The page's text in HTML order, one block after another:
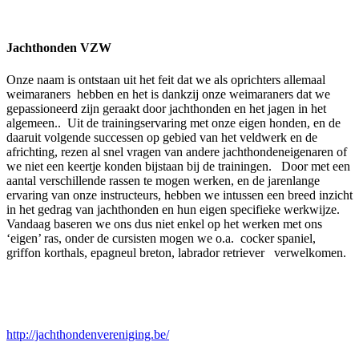
Jachthonden VZW
Onze naam is ontstaan uit het feit dat we als oprichters allemaal
weimaraners hebben en het is dankzij onze weimaraners dat we
gepassioneerd zijn geraakt door jachthonden en het jagen in het
algemeen.. Uit de trainingservaring met onze eigen honden, en de
daaruit volgende successen op gebied van het veldwerk en de
africhting, rezen al snel vragen van andere jachthondeneigenaren of
we niet een keertje konden bijstaan bij de trainingen. Door met een
aantal verschillende rassen te mogen werken, en de jarenlange
ervaring van onze instructeurs, hebben we intussen een breed inzicht
in het gedrag van jachthonden en hun eigen specifieke werkwijze.
Vandaag baseren we ons dus niet enkel op het werken met ons
‘eigen’ ras, onder de cursisten mogen we o.a. cocker spaniel,
griffon korthals, epagneul breton, labrador retriever verwelkomen.
http://jachthondenvereniging.be/